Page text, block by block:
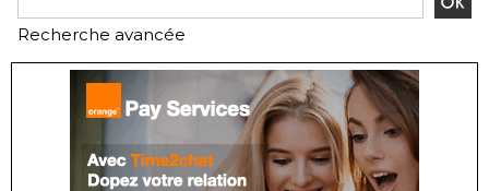
Recherche avancée